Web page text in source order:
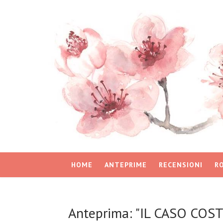
HOME ANTEPRIME RECENSIONI
Anteprima: "IL CASO